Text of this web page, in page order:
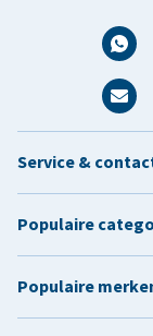
Service &
Populaire
Populaire